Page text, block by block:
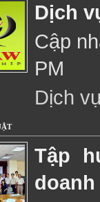
Dịch
Cập
PM
Dịch
Tập